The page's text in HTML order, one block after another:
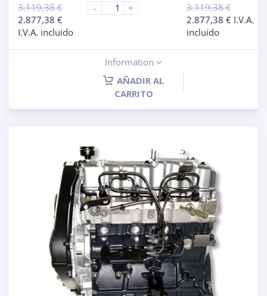
3.119,38€
2.877,38 €
I.V.A. incluido
-
+
3.119,38€
2.877,38 € I.V.A.
incluido
Information
AÑADIR AL
CARRITO